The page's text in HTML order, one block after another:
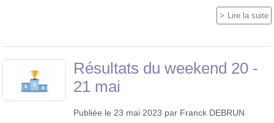
Lire la suite
Résultats du weekend 20 -
21 mai
Publiée le 23 mai 2023 par Franck DEBRUN